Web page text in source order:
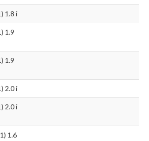
1.8 i
1.9
1.9
2.0 i
2.0 i
1.6